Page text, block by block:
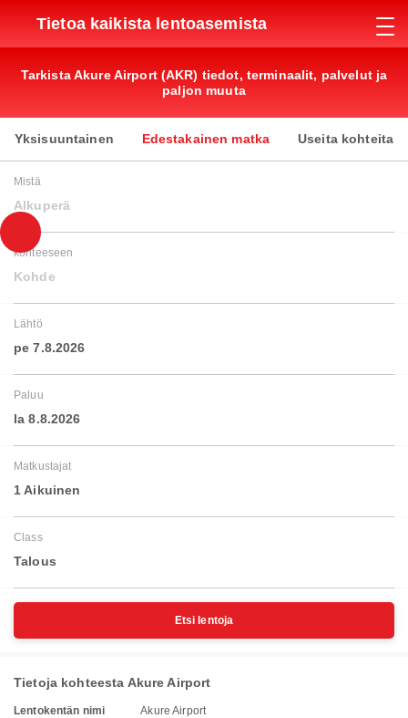
Tietoa kaikista lentoasemista
Tarkista Akure Airport (AKR) tiedot, terminaalit, palvelut ja
paljon muuta
Yksisuuntainen Edestakainen matka Useita kohteita
Mistä
Alkuperä
kohteeseen
Kohde
Lähtö
pe 7.8.2026
Paluu
la 8.8.2026
Matkustajat
1 Aikuinen
Class
Talous
Etsi lentoja
Tietoja kohteesta Akure Airport
Lentokentän nimi Akure Airport